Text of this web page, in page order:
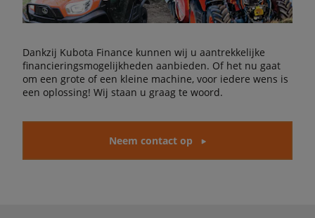
Dankzij Kubota Finance kunnen wij u aantrekkelijke
financieringsmogelijkheden aanbieden. Of het nu gaat
om een grote of een kleine machine, voor iedere wens is
een oplossing! Wij staan u graag te woord.
Neem contact op